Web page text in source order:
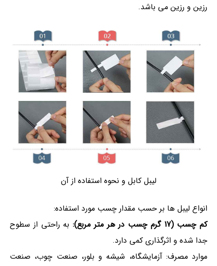
رزین و رزین می باشد.
لیبل کابل و نحوه استفاده از آن
انواع لیبل ها بر حسب مقدار چسب مورد استفاده:
کم چسب (17 گرم چسب در هر متر مربع):
به راحتی از سطوح
جدا شده و اثرگذاری کمی دارد.
موارد مصرف: آزمایشگاه، شیشه و بلور، صنعت چوب، صنعت